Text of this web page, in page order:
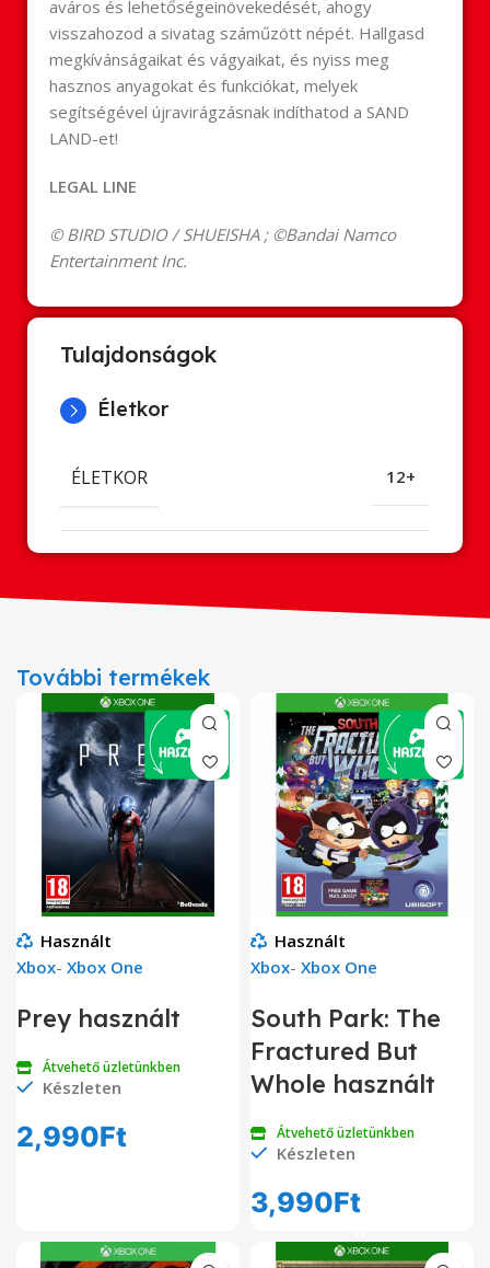
aváros és lehetőségeinövekedését, ahogy
visszahozod a sivatag száműzött népét. Hallgasd
megkívánságaikat és vágyaikat, és nyiss meg
hasznos anyagokat és funkciókat, melyek
segítségével újravirágzásnak indíthatod a SAND
LAND-et!
LEGAL LINE
© BIRD STUDIO / SHUEISHA ; ©Bandai Namco
Entertainment Inc.
Tulajdonságok
Életkor
ÉLETKOR 12+
További termékek
Használt
Xbox- Xbox One
Prey használt
Átvehető üzletünkben
Készleten
2,990Ft
Használt
Xbox- Xbox One
South Park: The
Fractured But
Whole használt
Átvehető üzletünkben
Készleten
3,990Ft